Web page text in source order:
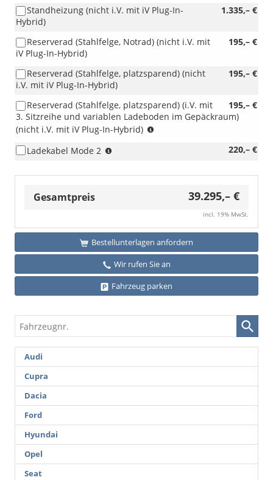
1.335,– €
Standheizung (nicht i.V. mit iV Plug-In-
Hybrid)
195,– €
Reserverad (Stahlfelge, Notrad) (nicht i.V. mit
iV Plug-In-Hybrid)
195,– €
Reserverad (Stahlfelge, platzsparend) (nicht
i.V. mit iV Plug-In-Hybrid)
195,– €
Reserverad (Stahlfelge, platzsparend) (i.V. mit
3. Sitzreihe und variablen Ladeboden im Gepäckraum)
(nicht i.V. mit iV Plug-In-Hybrid)
und
Ladeboden
220,– €
Ladekabel Mode 2
mit
Gesamtpreis 39.295,– €
incl. 19% MwSt.
Bestellunterlagen anfordern
Wir rufen Sie an
Fahrzeug parken
Fahrzeugnr.
Audi
Cupra
Dacia
Ford
Hyundai
Opel
Seat